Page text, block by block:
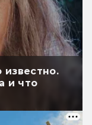
известно.
и что